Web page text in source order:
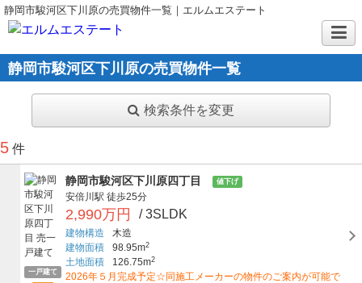
静岡市駿河区下川原の売買物件一覧｜エルムエステート
静岡市駿河区下川原の売買物件一覧
検索条件を変更
5 件
一戸建て
静岡市駿河区下川原四丁目 値下げ
安倍川駅 徒歩25分
2,990万円 / 3SLDK
建物構造
木造
建物面積
98.95m2
土地面積 126.75m2
2026年５月完成予定☆同施工メーカーの物件のご案内が可能で